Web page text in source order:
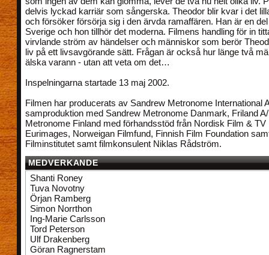
delvis lyckad karriär som sångerska. Theodor blir kvar i det
och försöker försörja sig i den ärvda ramaffären. Han är en
Sverige och hon tillhör det moderna. Filmens handling för in
virvlande ström av händelser och människor som berör
liv på ett livsavgörande sätt. Frågan är också hur länge två
älska varann - utan att veta om det…
Inspelningarna startade 13 maj 2002.
Filmen har producerats av Sandrew Metronome International
samproduktion med Sandrew Metronome Danmark, Friland
Metronome Finland med förhandsstöd från Nordisk Film & TV
Eurimages, Norweigan Filmfund, Finnish Film Foundation
Filminstitutet samt filmkonsulent Niklas Rådström.
MEDVERKANDE
Shanti Roney
Tuva Novotny
Örjan Ramberg
Simon Norrthon
Ing-Marie Carlsson
Tord Peterson
Ulf Drakenberg
Göran Ragnerstam